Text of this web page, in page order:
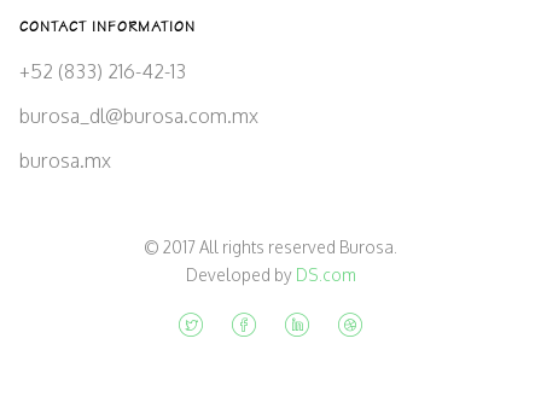
CONTACT INFORMATION
+52 (833) 216-42-13
burosa_dl@burosa.com.mx
burosa.mx
© 2017 All rights reserved Burosa.
Developed by DS.com